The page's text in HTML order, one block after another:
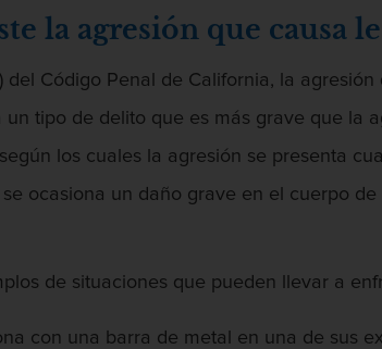
la agresión que causa
del Código Penal de California, la
un tipo de delito que es más grave que la
los cuales la agresión se presenta
ocasiona un daño grave en el cuerpo
de situaciones que pueden llevar a
con una barra de metal en una de sus